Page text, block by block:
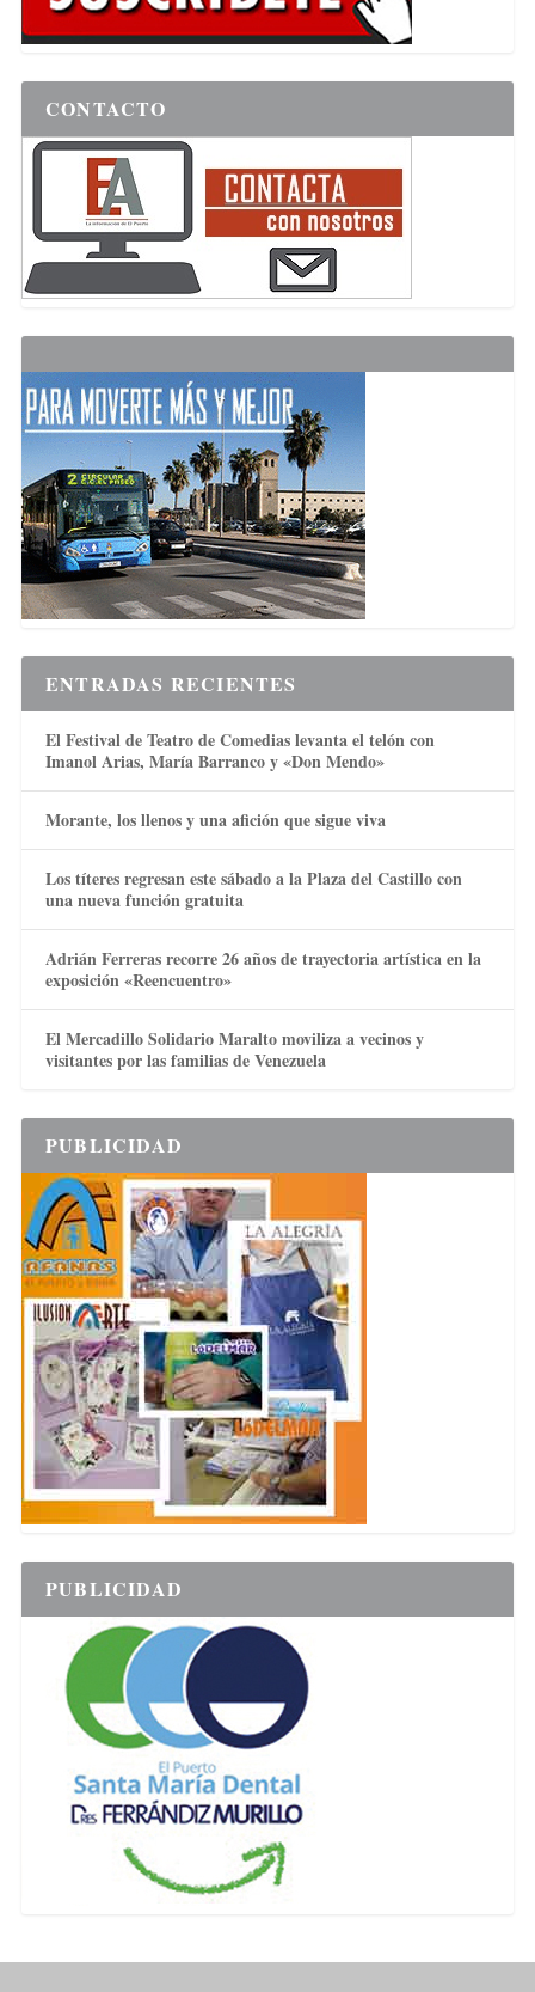
CONTACTO
ENTRADAS RECIENTES
El Festival de Teatro de Comedias levanta el telón con
Imanol Arias, María Barranco y «Don Mendo»
Morante, los llenos y una afición que sigue viva
Los títeres regresan este sábado a la Plaza del Castillo con
una nueva función gratuita
Adrián Ferreras recorre 26 años de trayectoria artística en la
exposición «Reencuentro»
El Mercadillo Solidario Maralto moviliza a vecinos y
visitantes por las familias de Venezuela
PUBLICIDAD
PUBLICIDAD